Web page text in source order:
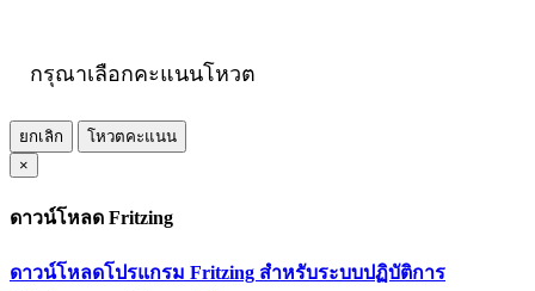
กรุณาเลือกคะแนนโหวต
ยกเลิก
โหวตคะแนน
×
ดาวน์โหลด Fritzing
ดาวน์โหลดโปรแกรม Fritzing สำหรับระบบปฏิบัติการ